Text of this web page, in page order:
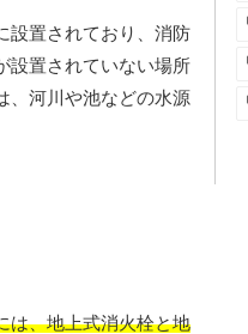
設置されており、消防
設置されていない場所
、河川や池などの水源
は、地上式消火栓と地